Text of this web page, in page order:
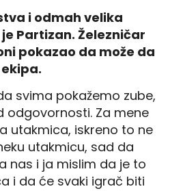
i odmah velika
Partizan. Železničar
pokazao da može da
svima pokažemo zube,
odgovornosti. Za mene
utakmica, iskreno to ne
utakmicu, sad da
nas i ja mislim da je to
i da će svaki igrač biti